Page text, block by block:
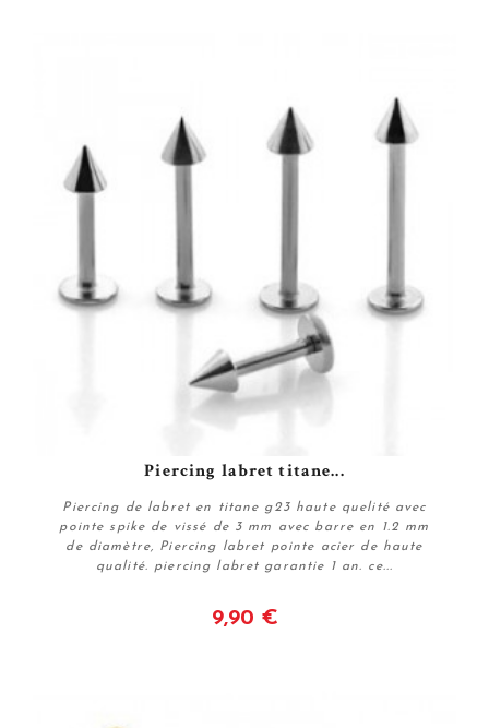
Piercing labret titane...
Piercing de labret en titane g23 haute quelité avec
pointe spike de vissé de 3 mm avec barre en 1.2 mm
de diamètre, Piercing labret pointe acier de haute
qualité. piercing labret garantie 1 an. ce...
9,90 €